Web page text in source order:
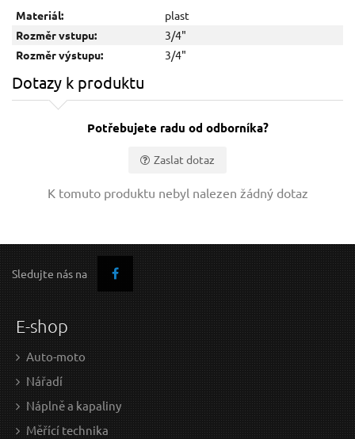
Skladem
Rychlospojka na hadice 1/2" GEKO
29 Kč / Ks
Rychlospojka na hadici, 3/4" EXTOL-CRAFT
Materiál:
plast
Rozměr vstupu:
3/4"
Rozměr výstupu:
3/4"
Dotazy k produktu
Potřebujete radu od odborníka?
Zaslat dotaz
Odeslat dotaz
K tomuto produktu nebyl nalezen žádný dotaz
Sledujte nás na
E-shop
Auto-moto
Nářadí
Náplně a kapaliny
Měřící technika